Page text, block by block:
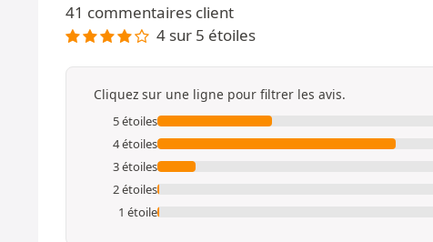
41 commentaires client
4 sur 5 étoiles
Cliquez sur une ligne pour filtrer les avis.
5 étoiles
4 étoiles
3 étoiles
2 étoiles
1 étoile